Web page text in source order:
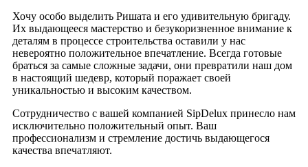
Хочу особо выделить Ришата и его удивительную бригаду.
Их выдающееся мастерство и безукоризненное внимание к
деталям в процессе строительства оставили у нас
невероятно положительное впечатление. Всегда готовые
браться за самые сложные задачи, они превратили наш дом
в настоящий шедевр, который поражает своей
уникальностью и высоким качеством.
Сотрудничество с вашей компанией SipDelux принесло нам
исключительно положительный опыт. Ваш
профессионализм и стремление достичь выдающегося
качества впечатляют.